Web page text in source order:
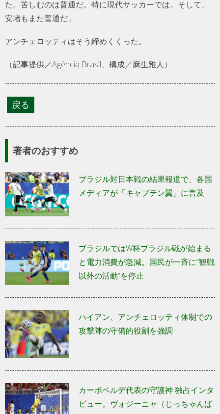
た。苦しむのは普通だ。特に現代サッカーでは。そして、
安堵もまた普通だ」
アンチェロッティはそう締めくくった。
（記事提供／Agência Brasil、構成／麻生雅人）
著者のおすすめ
ブラジル対日本戦の結果報道で、各国
メディアが「キャプテン翼」に言及
ブラジルではW杯ブラジル戦が始まる
と電力消費が急減。国民が一斉に“観戦
以外の活動”を停止
ハイアン、アンチェロッティ体制での
攻撃陣の守備的役割を強調
カーボベルデ代表の守護神 独占インタ
ビュー。ヴォジーニャ（じっちゃんば